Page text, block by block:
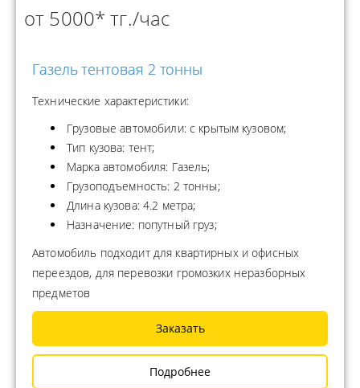
от 5000* тг./час
Газель тентовая 2 тонны
Технические характеристики:
Грузовые автомобили: с крытым кузовом;
Тип кузова: тент;
Марка автомобиля: Газель;
Грузоподъемность: 2 тонны;
Длина кузова: 4.2 метра;
Назначение: попутный груз;
Автомобиль подходит для квартирных и офисных
переездов, для перевозки громозких неразборных
предметов
Заказать
Подробнее